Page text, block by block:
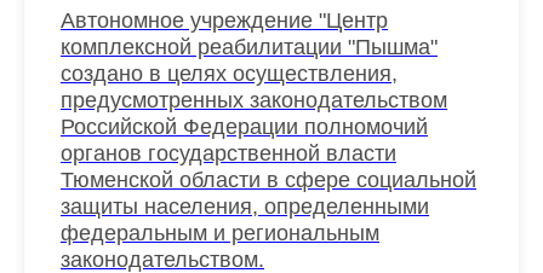
Автономное учреждение "Центр
комплексной реабилитации "Пышма"
создано в целях осуществления,
предусмотренных законодательством
Российской Федерации полномочий
органов государственной власти
Тюменской области в сфере социальной
защиты населения, определенными
федеральным и региональным
законодательством.